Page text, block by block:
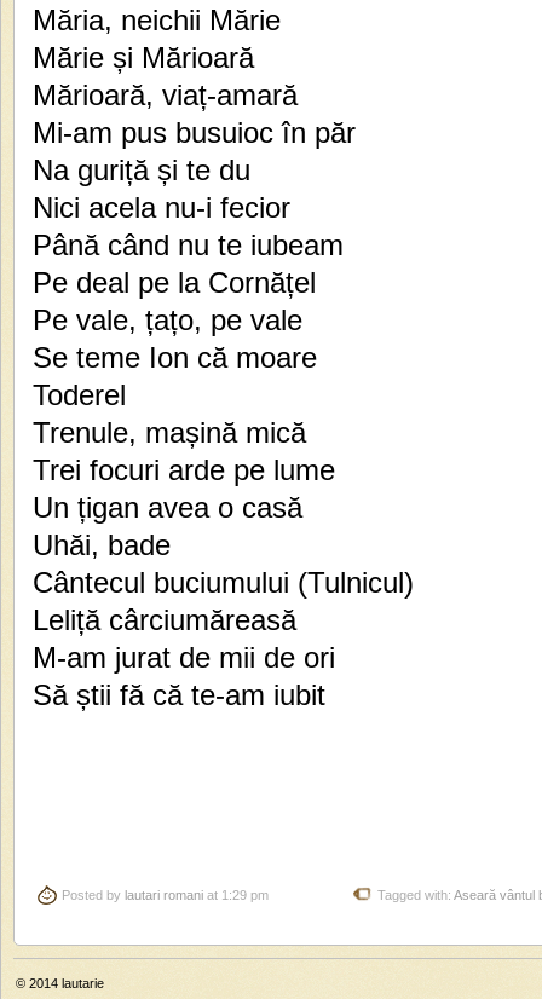
Măria, neichii Mărie
Mărie și Mărioară
Mărioară, viaț-amară
Mi-am pus busuioc în păr
Na guriță și te du
Nici acela nu-i fecior
Până când nu te iubeam
Pe deal pe la Cornățel
Pe vale, țațo, pe vale
Se teme Ion că moare
Toderel
Trenule, mașină mică
Trei focuri arde pe lume
Un țigan avea o casă
Uhăi, bade
Cântecul buciumului (Tulnicul)
Leliță cârciumăreasă
M-am jurat de mii de ori
Să știi fă că te-am iubit
Posted by lautari romani at 1:29 pm Tagged with: Aseară vântul
© 2014 lautarie